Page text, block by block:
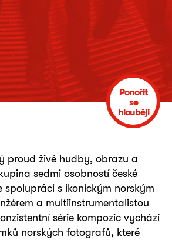
Ponořit
se
hlouběji
proud živé hudby, obrazu a
sedmi osobností české
spolupráci s ikonickým norským
a multiinstrumentalistou
série kompozic vychází
norských fotografů, které